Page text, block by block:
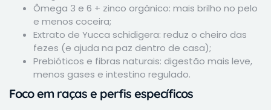
Ômega 3 e 6 + zinco orgânico: mais brilho no pelo
e menos coceira;
Extrato de Yucca schidigera: reduz o cheiro das
fezes (e ajuda na paz dentro de casa);
Prebióticos e fibras naturais: digestão mais leve,
menos gases e intestino regulado.
Foco em raças e perfis específicos